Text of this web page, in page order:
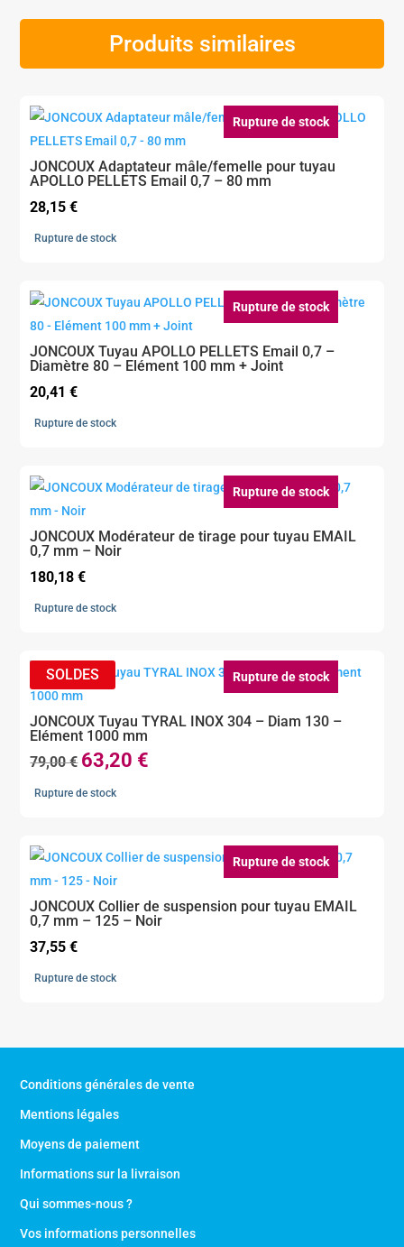
Produits similaires
Rupture de stock
JONCOUX Adaptateur mâle/femelle pour tuyau
APOLLO PELLETS Email 0,7 – 80 mm
28,15€
Rupture de stock
Rupture de stock
JONCOUX Tuyau APOLLO PELLETS Email 0,7 –
Diamètre 80 – Elément 100 mm + Joint
20,41€
Rupture de stock
Rupture de stock
JONCOUX Modérateur de tirage pour tuyau EMAIL
0,7 mm – Noir
180,18€
Rupture de stock
Rupture de stock
JONCOUX Tuyau TYRAL INOX 304 – Diam 130 –
Elément 1000 mm
79,00€ Le
prix
79,00 €.
63,20 €
63,20 €.
Rupture de stock
Rupture de stock
JONCOUX Collier de suspension pour tuyau EMAIL
0,7 mm – 125 – Noir
37,55€
Rupture de stock
Conditions générales de vente
Mentions légales
Moyens de paiement
Informations sur la livraison
Qui sommes-nous ?
Vos informations personnelles